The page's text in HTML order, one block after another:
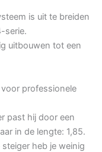
is uit te breiden
serie.
uitbouwen tot een
professionele
past hij door een
in de lengte: 1,85.
heb je weinig